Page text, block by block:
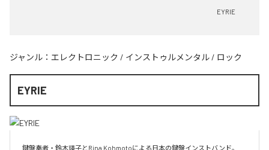
EYRIE
ジャンル： エレクトロニック / インストゥルメンタル / ロック
EYRIE
鍵盤奏者・鈴木瑛子とRina Kohmotoによる日本の鍵盤インストバンド。